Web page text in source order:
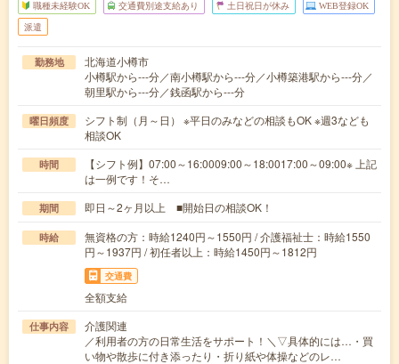
職種未経験OK 交通費別途支給あり 土日祝日が休み WEB登録OK
派遣
勤務地
北海道小樽市
小樽駅から---分／南小樽駅から---分／小樽築港駅から---分／
朝里駅から---分／銭函駅から---分
曜日頻度
シフト制（月～日） ※平日のみなどの相談もOK ※週3なども
相談OK
時間
【シフト例】07:00～16:0009:00～18:0017:00～09:00※ 上記
は一例です！そ…
期間 即日～2ヶ月以上 ■開始日の相談OK！
時給
無資格の方：時給1240円～1550円 / 介護福祉士：時給1550
円～1937円 / 初任者以上：時給1450円～1812円
交通費
全額支給
仕事内容
介護関連
／利用者の方の日常生活をサポート！＼▽具体的には…・買
い物や散歩に付き添ったり・折り紙や体操などのレ…